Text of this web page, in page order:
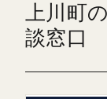
上川町
談窓口